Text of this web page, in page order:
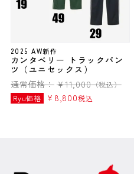
2025 AW新作
カンタベリー トラックパン
ツ（ユニセックス）
通常価格： ¥11,000（税込）
Ryu価格
¥ 8,800税込